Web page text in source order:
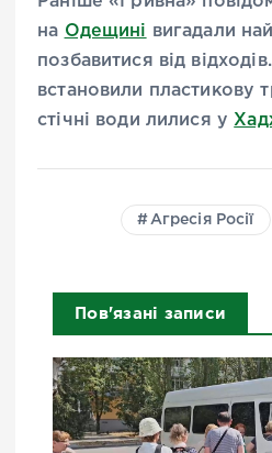
на Одещині вигадали
позбавитися від
встановили пластикову
стічні води лилися у
Агресія Росії
Пов'язані записи